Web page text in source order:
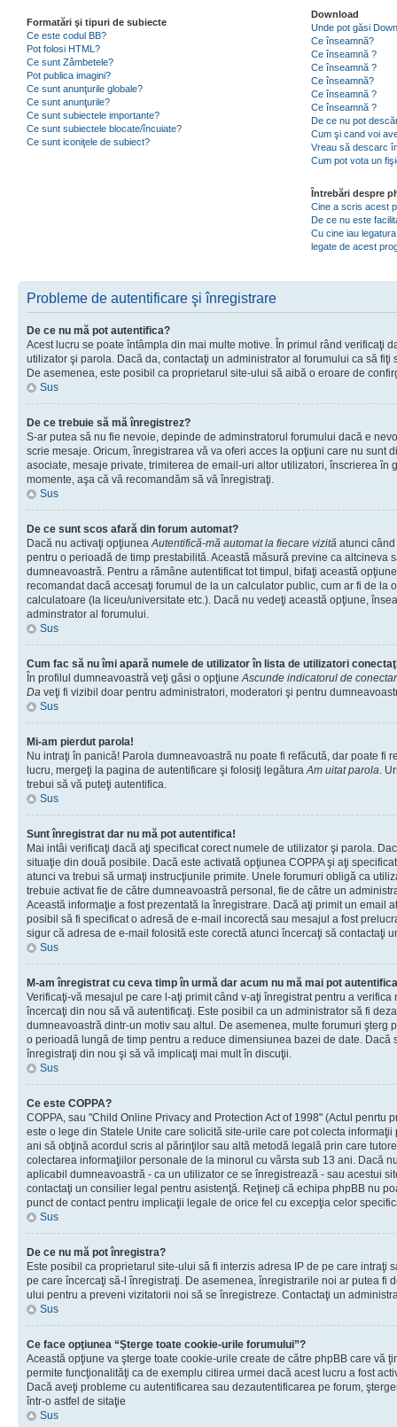
Formatări şi tipuri de subiecte
Ce este codul BB?
Pot folosi HTML?
Ce sunt Zâmbetele?
Pot publica imagini?
Ce sunt anunţurile globale?
Ce sunt anunţurile?
Ce sunt subiectele importante?
Ce sunt subiectele blocate/încuiate?
Ce sunt iconiţele de subiect?
Download
Unde pot găsi
Ce înseamnă?
Ce înseamnă ?
Ce înseamnă ?
Ce înseamnă?
Ce înseamnă ?
Ce înseamnă ?
De ce nu pot
Cum şi cand voi
Vreau să descarc
Cum pot vota un
Întrebări despre
Cine a scris acest
De ce nu este
Cu cine iau
legate de acest
Probleme de autentificare şi înregistrare
De ce nu mă pot autentifica?
Acest lucru se poate întâmpla din mai multe motive. În primul rând verificaţi
utilizator şi parola. Dacă da, contactaţi un administrator al forumului ca să fiţi
De asemenea, este posibil ca proprietarul site-ului să aibă o eroare de
Sus
De ce trebuie să mă înregistrez?
S-ar putea să nu fie nevoie, depinde de adminstratorul forumului dacă e
scrie mesaje. Oricum, înregistrarea vă va oferi acces la opţiuni care nu sunt
asociate, mesaje private, trimiterea de email-uri altor utilizatori, înscrierea în
momente, aşa că vă recomandăm să vă înregistraţi.
Sus
De ce sunt scos afară din forum automat?
Dacă nu activaţi opţiuneaAutentifică-mă automat la fiecare vizită atunci
pentru o perioadă de timp prestabilită. Această măsură previne ca altcineva
dumneavoastră. Pentru a rămâne autentificat tot timpul, bifaţi această
recomandat dacă accesaţi forumul de la un calculator public, cum ar fi de la
calculatoare (la liceu/universitate etc.). Dacă nu vedeţi această opţiune,
adminstrator al forumului.
Sus
Cum fac să nu îmi apară numele de utilizator în lista de utilizatori
În profilul dumneavoastră veţi găsi o opţiuneAscunde indicatorul de
Da veţi fi vizibil doar pentru administratori, moderatori şi pentru
Sus
Mi-am pierdut parola!
Nu intraţi în panică! Parola dumneavoastră nu poate fi refăcută, dar poate fi
lucru, mergeţi la pagina de autentificare şi folosiţi legăturaAm uitat parola.
trebui să vă puteţi autentifica.
Sus
Sunt înregistrat dar nu mă pot autentifica!
Mai intâi verificaţi dacă aţi specificat corect numele de utilizator şi parola.
situaţie din două posibile. Dacă este activată opţiunea COPPA şi aţi
atunci va trebui să urmaţi instrucţiunile primite. Unele forumuri obligă ca
trebuie activat fie de către dumneavoastră personal, fie de către un
Această informaţie a fost prezentată la înregistrare. Dacă aţi primit un email
posibil să fi specificat o adresă de e-mail incorectă sau mesajul a fost
sigur că adresa de e-mail folosită este corectă atunci încercaţi să contactaţi
Sus
M-am înregistrat cu ceva timp în urmă dar acum nu mă mai pot
Verificaţi-vă mesajul pe care l-aţi primit când v-aţi înregistrat pentru a
încercaţi din nou să vă autentificaţi. Este posibil ca un administrator să fi
dumneavoastră dintr-un motiv sau altul. De asemenea, multe forumuri şterg
o perioadă lungă de timp pentru a reduce dimensiunea bazei de date. Dacă
înregistraţi din nou şi să vă implicaţi mai mult în discuţii.
Sus
Ce este COPPA?
COPPA, sau "Child Online Privacy and Protection Act of 1998" (Actul penrtu
este o lege din Statele Unite care solicită site-urile care pot colecta
ani să obţină acordul scris al părinţilor sau altă metodă legală prin care
colectarea informaţiilor personale de la minorul cu vârsta sub 13 ani. Dacă
aplicabil dumneavoastră - ca un utilizator ce se înregistrează - sau acestui
contactaţi un consilier legal pentru asistenţă. Reţineţi că echipa phpBB nu
punct de contact pentru implicaţii legale de orice fel cu excepţia celor
Sus
De ce nu mă pot înregistra?
Este posibil ca proprietarul site-ului să fi interzis adresa IP de pe care intraţi
pe care încercaţi să-l înregistraţi. De asemenea, înregistrarile noi ar putea fi
ului pentru a preveni vizitatorii noi să se înregistreze. Contactaţi un
Sus
Ce face opţiunea “Şterge toate cookie-urile forumului”?
Această opţiune va şterge toate cookie-urile create de către phpBB care vă
permite funcţionalităţi ca de exemplu citirea urmei dacă acest lucru a fost
Dacă aveţi probleme cu autentificarea sau dezautentificarea pe forum,
într-o astfel de sitaţie
Sus